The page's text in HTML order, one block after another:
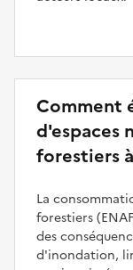
Comment
d'espaces
forestiers
La
forestiers
des
d'inondation,